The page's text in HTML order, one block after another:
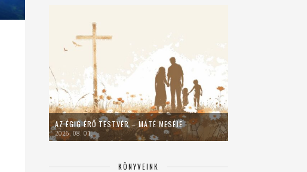
AZ ÉGIG ÉRŐ TESTVÉR – MÁTÉ MESÉJE
2026. 08. 01.
KÖNYVEINK